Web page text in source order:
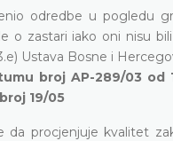
odredbe u pogledu
o zastari iako oni nisu
Ustava Bosne i
broj AP-289/03 od
19/05
da procjenjuje kvalitet